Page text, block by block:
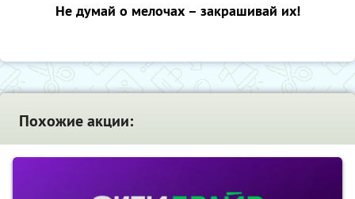
Не думай о мелочах – закрашивай их!
Похожие акции: